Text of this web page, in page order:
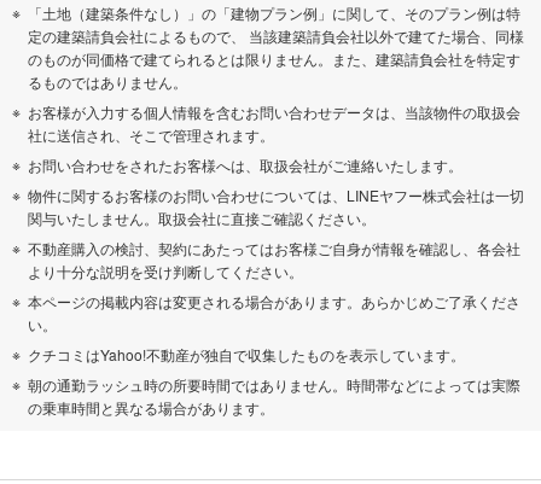
「土地（建築条件なし）」の「建物プラン例」に関して、そのプラン例は特
定の建築請負会社によるもので、 当該建築請負会社以外で建てた場合、同様
のものが同価格で建てられるとは限りません。また、建築請負会社を特定す
るものではありません。
お客様が入力する個人情報を含むお問い合わせデータは、当該物件の取扱会
社に送信され、そこで管理されます。
お問い合わせをされたお客様へは、取扱会社がご連絡いたします。
物件に関するお客様のお問い合わせについては、LINEヤフー株式会社は一切
関与いたしません。取扱会社に直接ご確認ください。
不動産購入の検討、契約にあたってはお客様ご自身が情報を確認し、各会社
より十分な説明を受け判断してください。
本ページの掲載内容は変更される場合があります。あらかじめご了承くださ
い。
クチコミはYahoo!不動産が独自で収集したものを表示しています。
朝の通勤ラッシュ時の所要時間ではありません。時間帯などによっては実際
の乗車時間と異なる場合があります。